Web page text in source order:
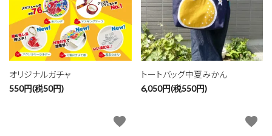
オリジナルガチャ
550円(税50円)
トートバッグ中夏みかん
6,050円(税550円)
favorite favorite